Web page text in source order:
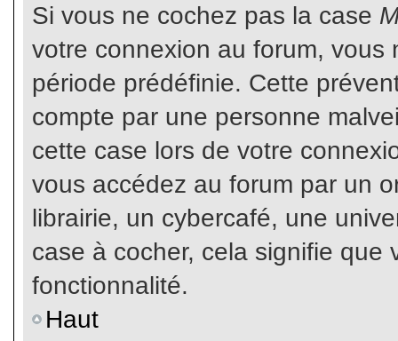
Si vous ne cochez pas la case
votre connexion au forum,
période prédéfinie. Cette
compte par une personne
cette case lors de votre
vous accédez au forum par un
librairie, un cybercafé, une
case à cocher, cela signifie que
fonctionnalité.
Haut